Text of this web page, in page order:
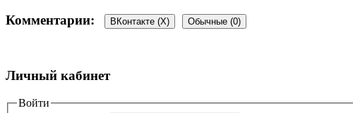
Комментарии: ВКонтакте (X) Обычные (0)
Добавить комментарий
Ваш адрес email не будет опубликован. Обязательные поля помечены*
Личный кабинет
Войти